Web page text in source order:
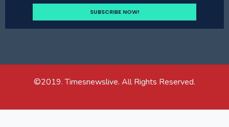
©2019. Timesnewslive. All Rights Reserved.